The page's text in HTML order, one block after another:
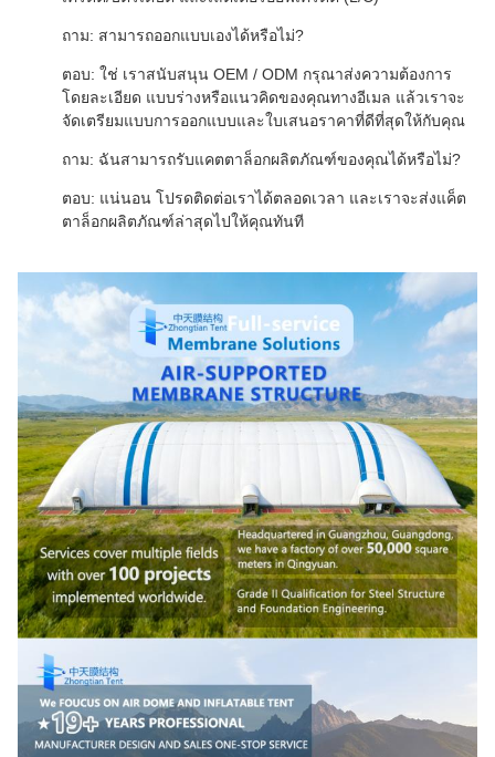
ถาม: สามารถออกแบบเองได้หรือไม่?
ตอบ: ใช่ เราสนับสนุน OEM / ODM กรุณาส่งความต้องการ
โดยละเอียด แบบร่างหรือแนวคิดของคุณทางอีเมล แล้วเราจะ
จัดเตรียมแบบการออกแบบและใบเสนอราคาที่ดีที่สุดให้กับคุณ
ถาม: ฉันสามารถรับแคตตาล็อกผลิตภัณฑ์ของคุณได้หรือไม่?
ตอบ: แน่นอน โปรดติดต่อเราได้ตลอดเวลา และเราจะส่งแค็ต
ตาล็อกผลิตภัณฑ์ล่าสุดไปให้คุณทันที